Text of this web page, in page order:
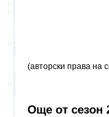
(авторски права на
Още от сезон